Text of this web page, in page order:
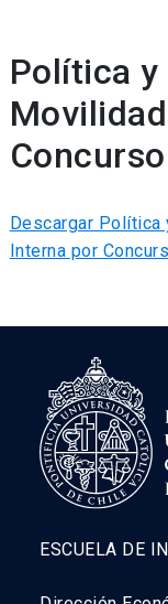
Política
Concurso
Descargar
Interna por
ESCUELA DE